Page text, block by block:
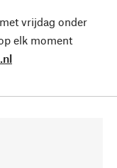
vrijdag onder
elk moment